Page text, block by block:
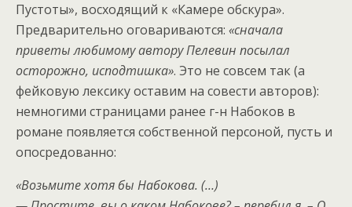
Пустоты», восходящий к «Камере обскура».
Предварительно оговариваются: «сначала
приветы любимому автору Пелевин посылал
осторожно, исподтишка». Это не совсем так (а
фейковую лексику оставим на совести авторов):
немногими страницами ранее г-н Набоков в
романе появляется собственной персоной, пусть и
опосредованно:
«Возьмите хотя бы Набокова. (…)